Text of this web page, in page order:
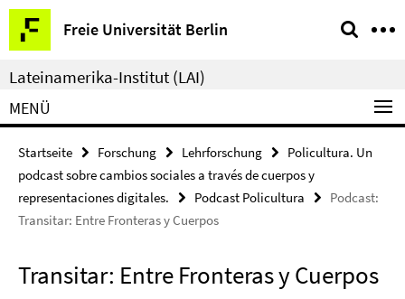
Springe
direkt
zu
Inhalt
Freie Universität Berlin
Service-
Navigation
Lateinamerika-Institut (LAI)
MENÜ
Startseite Forschung Lehrforschung
Policultura. Un
podcast sobre cambios sociales a través de cuerpos y
representaciones digitales.
Podcast Policultura
Podcast:
Transitar: Entre Fronteras y Cuerpos
Transitar: Entre Fronteras y Cuerpos